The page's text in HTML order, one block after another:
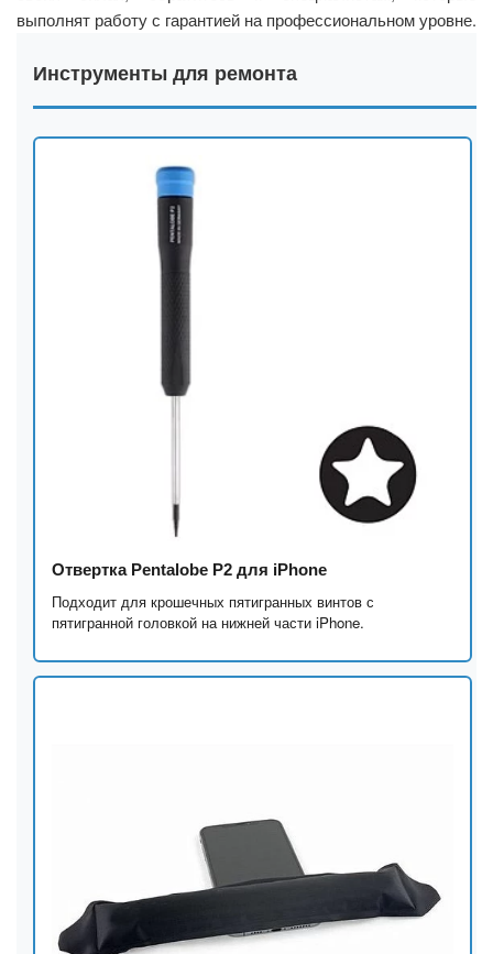
выполнят работу с гарантией на профессиональном уровне.
Инструменты для ремонта
Отвертка Pentalobe P2 для iPhone
Подходит для крошечных пятигранных винтов с
пятигранной головкой на нижней части iPhone.